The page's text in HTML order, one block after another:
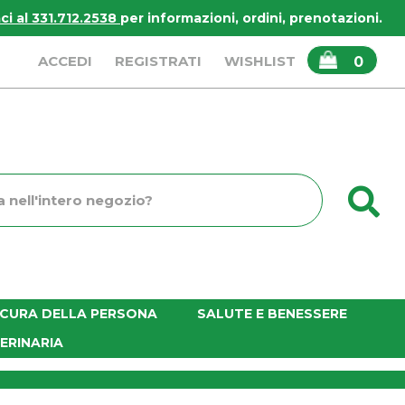
al 331.712.2538 per informazioni, ordini, prenotazioni.
ACCEDI REGISTRATI WISHLIST 0
ARTICOLI
INSERITI
DELLA PERSONA
SALUTE E BENESSERE